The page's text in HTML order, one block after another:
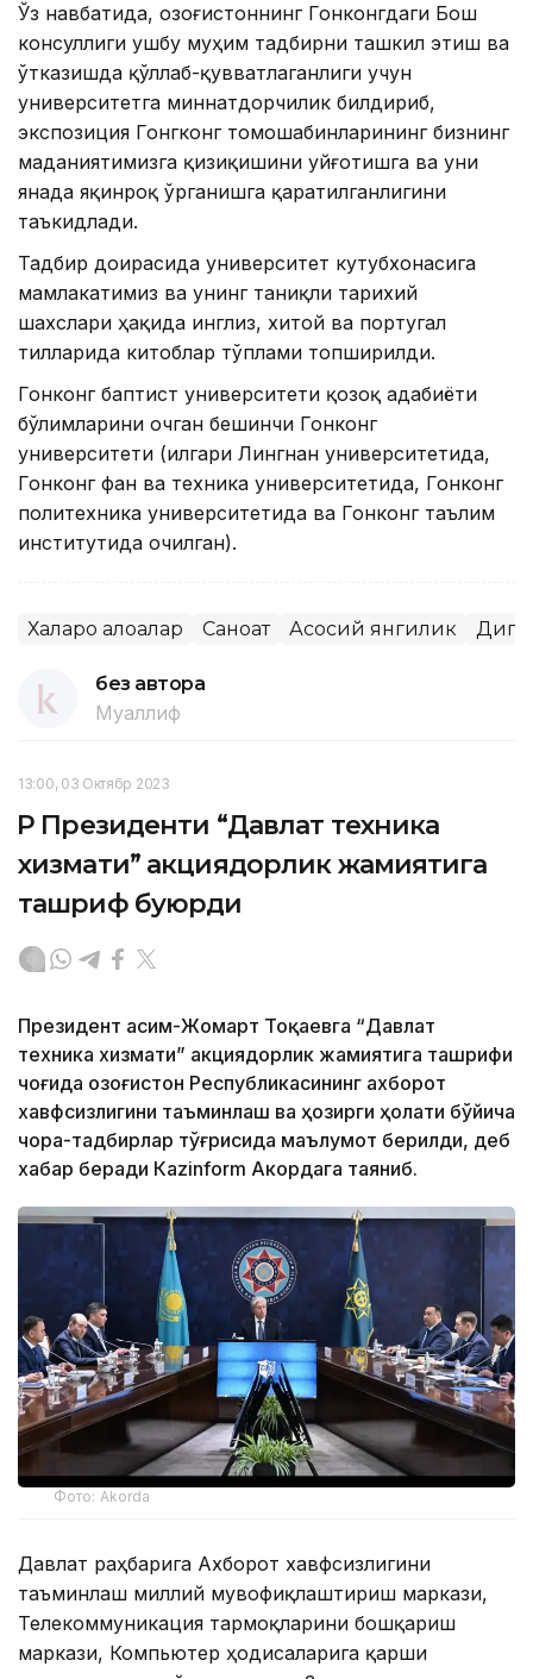
Ўз навбатида, Қозоғистоннинг Гонконгдаги Бош
консуллиги ушбу муҳим тадбирни ташкил этиш ва
ўтказишда қўллаб-қувватлаганлиги учун
университетга миннатдорчилик билдириб,
экспозиция Гонгконг томошабинларининг бизнинг
маданиятимизга қизиқишини уйғотишга ва уни
янада яқинроқ ўрганишга қаратилганлигини
таъкидлади.
Тадбир доирасида университет кутубхонасига
мамлакатимиз ва унинг таниқли тарихий
шахслари ҳақида инглиз, хитой ва португал
тилларида китоблар тўплами топширилди.
Гонконг баптист университети қозоқ адабиёти
бўлимларини очган бешинчи Гонконг
университети (илгари Лингнан университетида,
Гонконг фан ва техника университетида, Гонконг
политехника университетида ва Гонконг таълим
институтида очилган).
Халқаро алоқалар Саноат Асосий янгилик
без автора
Муаллиф
13:00, 03 Октябр 2023
ҚР Президенти “Давлат техника
хизмати” акциядорлик жамиятига
ташриф буюрди
Президент Қасим-Жомарт Тоқаевга “Давлат
техника хизмати” акциядорлик жамиятига ташрифи
чоғида Қозоғистон Республикасининг ахборот
хавфсизлигини таъминлаш ва ҳозирги ҳолати бўйича
чора-тадбирлар тўғрисида маълумот берилди, деб
хабар беради Каzinform Акордага таяниб.
Фото: Akorda
Давлат раҳбарига Ахборот хавфсизлигини
таъминлаш миллий мувофиқлаштириш маркази,
Телекоммуникация тармоқларини бошқариш
маркази, Компьютер ҳодисаларига қарши